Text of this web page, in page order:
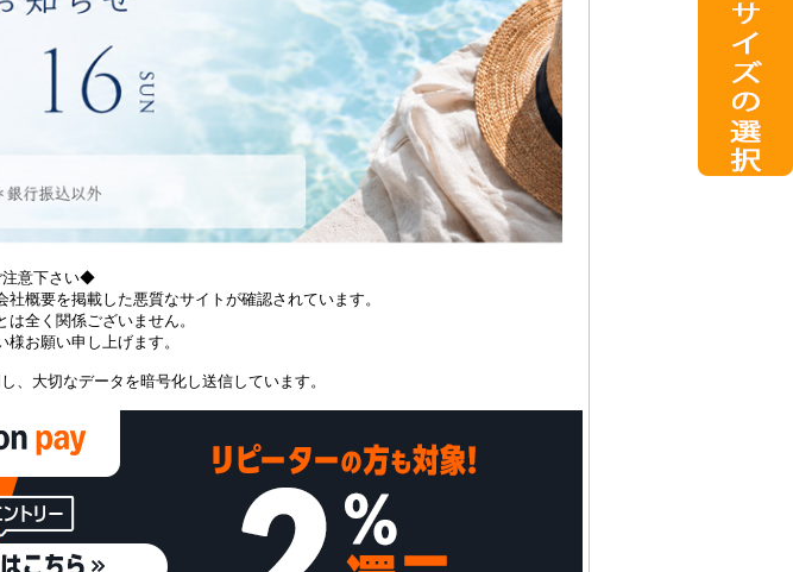
意下さい◆
概要を掲載した悪質なサイトが確認されています。
全く関係ございません。
お願い申し上げます。
、大切なデータを暗号化し送信しています。